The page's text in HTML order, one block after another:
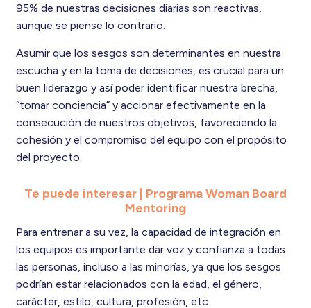
95% de nuestras decisiones diarias son reactivas,
aunque se piense lo contrario.
Asumir que los sesgos son determinantes en nuestra
escucha y en la toma de decisiones, es crucial para un
buen liderazgo y así poder identificar nuestra brecha,
“tomar conciencia” y accionar efectivamente en la
consecución de nuestros objetivos, favoreciendo la
cohesión y el compromiso del equipo con el propósito
del proyecto.
Te puede interesar | Programa Woman Board
Mentoring
Para entrenar a su vez, la capacidad de integración en
los equipos es importante dar voz y confianza a todas
las personas, incluso a las minorías, ya que los sesgos
podrían estar relacionados con la edad, el género,
carácter, estilo, cultura, profesión, etc.